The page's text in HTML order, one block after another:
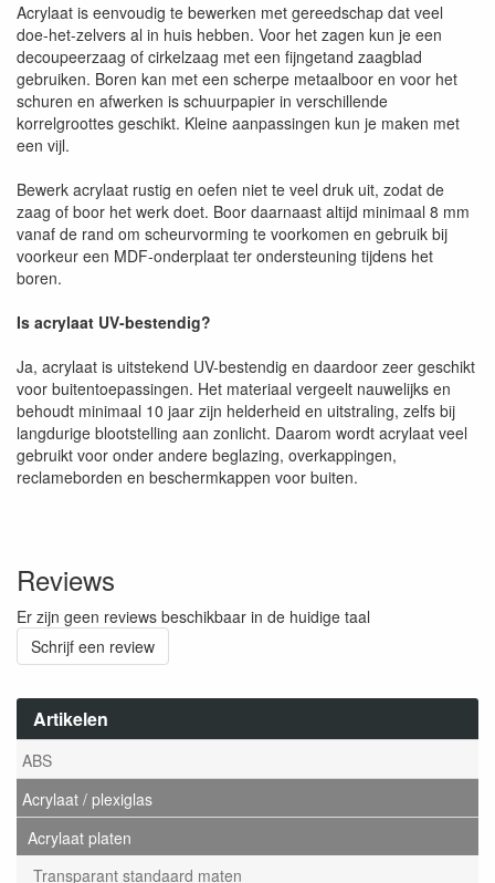
Artikelen
ABS
Acrylaat / plexiglas
Acrylaat platen
Transparant standaard maten
Acrylaat is eenvoudig te bewerken met gereedschap dat veel
doe-het-zelvers al in huis hebben. Voor het zagen kun je een
decoupeerzaag of cirkelzaag met een fijngetand zaagblad
gebruiken. Boren kan met een scherpe metaalboor en voor het
schuren en afwerken is schuurpapier in verschillende
korrelgroottes geschikt. Kleine aanpassingen kun je maken met
een vijl.
Bewerk acrylaat rustig en oefen niet te veel druk uit, zodat de
zaag of boor het werk doet. Boor daarnaast altijd minimaal 8 mm
vanaf de rand om scheurvorming te voorkomen en gebruik bij
voorkeur een MDF-onderplaat ter ondersteuning tijdens het
boren.
Is acrylaat UV-bestendig?
Ja, acrylaat is uitstekend UV-bestendig en daardoor zeer geschikt
voor buitentoepassingen. Het materiaal vergeelt nauwelijks en
behoudt minimaal 10 jaar zijn helderheid en uitstraling, zelfs bij
langdurige blootstelling aan zonlicht. Daarom wordt acrylaat veel
gebruikt voor onder andere beglazing, overkappingen,
reclameborden en beschermkappen voor buiten.
Reviews
Er zijn geen reviews beschikbaar in de huidige taal
Schrijf een review